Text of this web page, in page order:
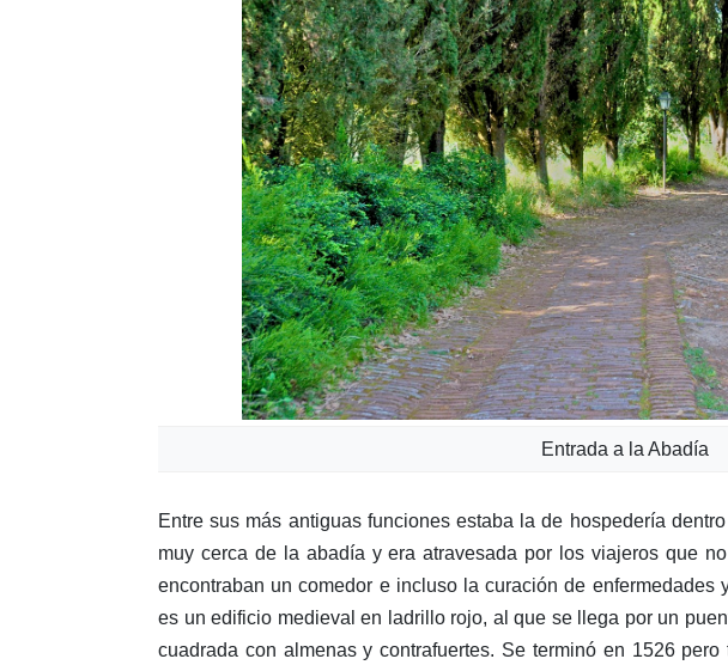
Entrada a la Abadía
Entre sus más antiguas funciones estaba la de hospedería
muy cerca de la abadía y era atravesada por los viajeros que
encontraban un comedor e incluso la curación de enfermedades
es un edificio medieval en ladrillo rojo, al que se llega por un
cuadrada con almenas y contrafuertes. Se terminó en 1526